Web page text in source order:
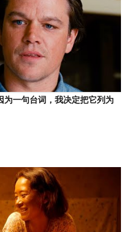
为一句台词，我决定把它列为